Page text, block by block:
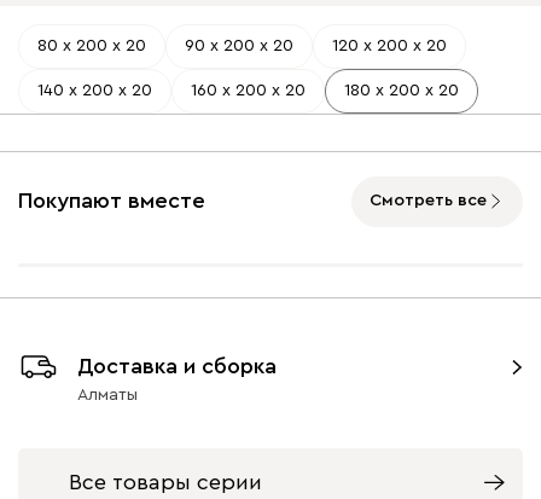
80 х 200 х 20 90 х 200 х 20 120 х 200 х 20
140 х 200 х 20 160 х 200 х 20 180 х 200 х 20
Покупают вместе Смотреть все
Доставка и сборка
Алматы
Все товары серии